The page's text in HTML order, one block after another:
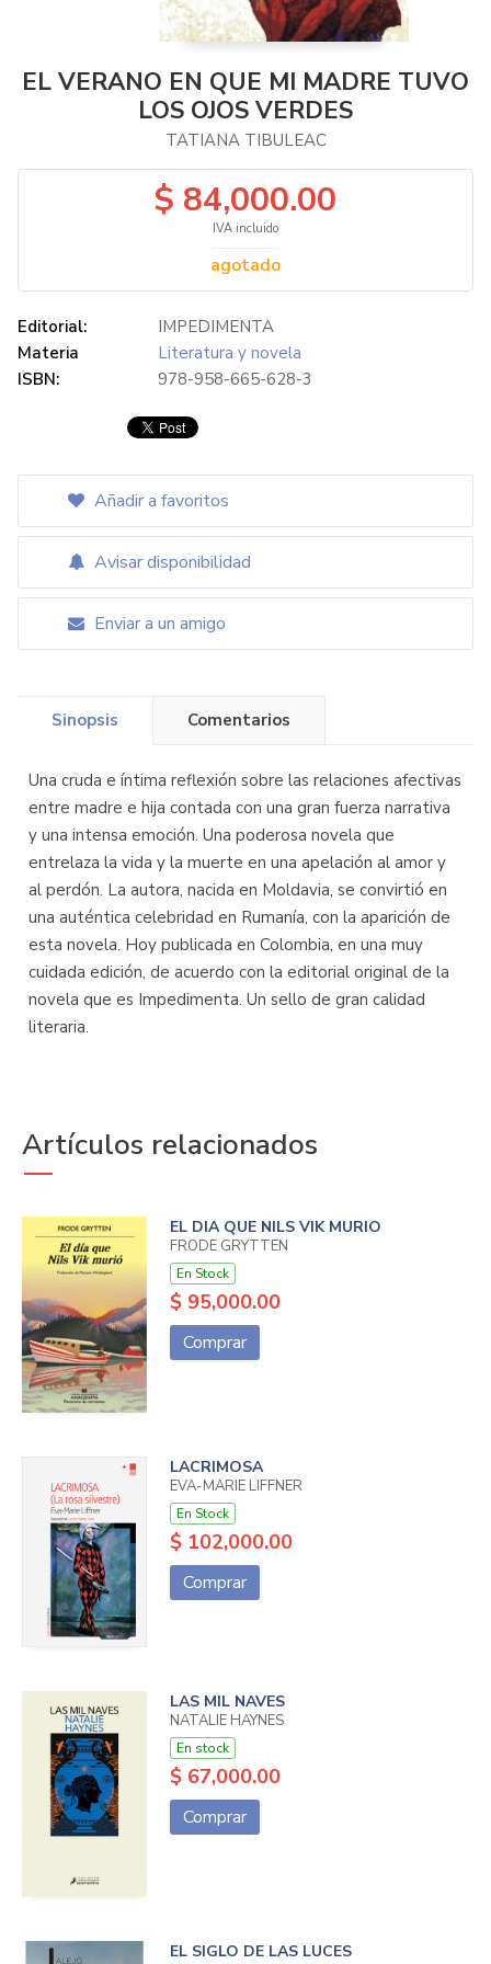
EL VERANO EN QUE MI MADRE TUVO
LOS OJOS VERDES
TATIANA TIBULEAC
$ 84,000.00
IVA incluido
agotado
Editorial:
IMPEDIMENTA
Materia
Literatura y novela
ISBN:
978-958-665-628-3
Añadir a favoritos
Avisar disponibilidad
Enviar a un amigo
Sinopsis Comentarios
Una cruda e íntima reflexión sobre las relaciones afectivas
entre madre e hija contada con una gran fuerza narrativa
y una intensa emoción. Una poderosa novela que
entrelaza la vida y la muerte en una apelación al amor y
al perdón. La autora, nacida en Moldavia, se convirtió en
una auténtica celebridad en Rumanía, con la aparición de
esta novela. Hoy publicada en Colombia, en una muy
cuidada edición, de acuerdo con la editorial original de la
novela que es Impedimenta. Un sello de gran calidad
literaria.
Artículos relacionados
EL DIA QUE NILS VIK MURIO
FRODE GRYTTEN
En Stock
$ 95,000.00
Comprar
LACRIMOSA
EVA-MARIE LIFFNER
En Stock
$ 102,000.00
Comprar
LAS MIL NAVES
NATALIE HAYNES
En stock
$ 67,000.00
Comprar
EL SIGLO DE LAS LUCES